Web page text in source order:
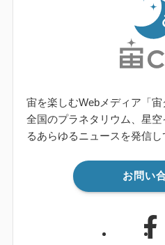
宙を楽しむWebメディア「宙
全国のプラネタリウム、星
るあらゆるニュースを発信し
お問い